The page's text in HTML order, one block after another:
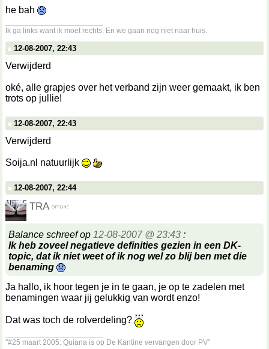
he bah
Ik ga links want ik moet rechts. En we gaan nog niet naar huis.
12-08-2007, 22:43
Verwijderd
oké, alle grapjes over het verband zijn weer gemaakt, ik ben
trots op jullie!
12-08-2007, 22:43
Verwijderd
Soija.nl natuurlijk
12-08-2007, 22:44
TRA
Balance schreef op 12-08-2007 @ 23:43 :
Ik heb zoveel negatieve definities gezien in een DK-
topic, dat ik niet weet of ik nog wel zo blij ben met die
benaming
Ja hallo, ik hoor tegen je in te gaan, je op te zadelen met
benamingen waar jij gelukkig van wordt enzo!
Dat was toch de rolverdeling?
"#25 maart 2005: Quiana is op De Kantine vervangen door PV"